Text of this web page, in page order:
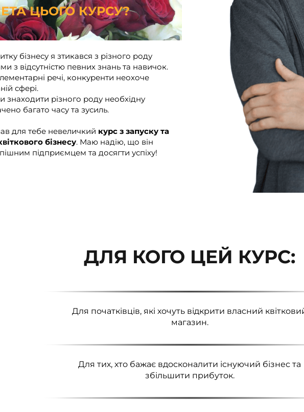
ЦЬОГО КУРСУ?
бізнесу я зтикався з різного роду
з відсутністю певних знань та навичок.
речі, конкуренти неохоче
сфері.
різного роду необхідну
багато часу та зусиль.
для тебе невеличкий курс з запуску та
бізнесу. Маю надію, що він
підприємцем та досягти успіху!
ДЛЯ КОГО ЦЕЙ КУРС:
Для початківців, які хочуть відкрити власний
магазин.
Для тих, хто бажає вдосконалити існуючий бізнес та
збільшити прибуток.